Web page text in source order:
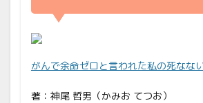
がんで余命ゼロと言われた私の死なな
著：神尾 哲男（かみお てつお）